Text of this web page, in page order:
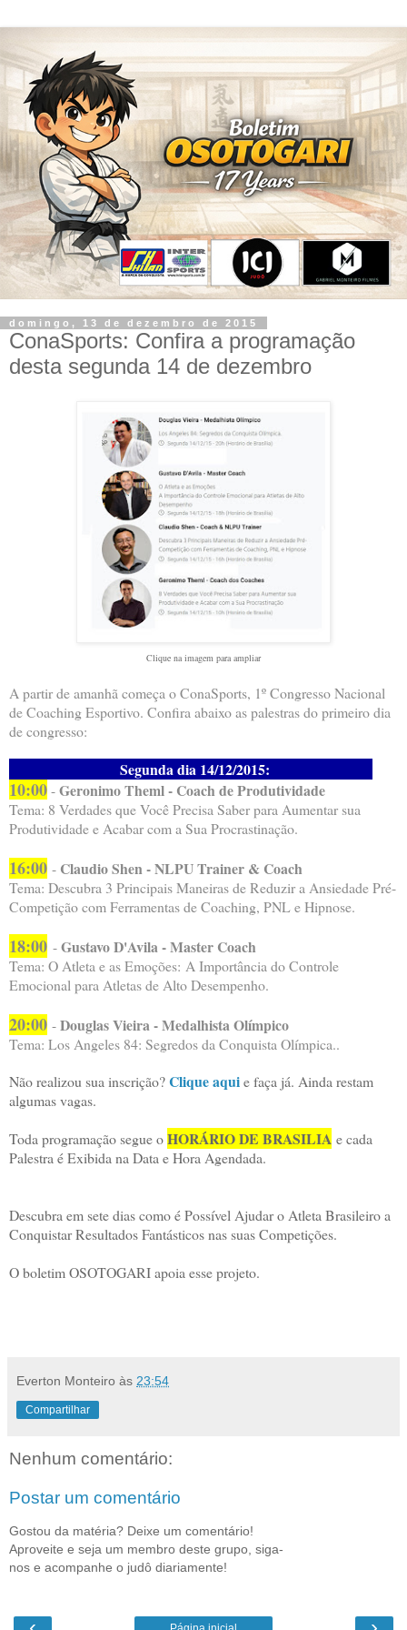
domingo, 13 de dezembro de 2015
ConaSports: Confira a programação
desta segunda 14 de dezembro
Clique na imagem para ampliar
A partir de amanhã começa o ConaSports, 1º Congresso Nacional
de Coaching Esportivo. Confira abaixo as palestras do primeiro dia
de congresso:
Segunda dia 14/12/2015:
10:00-Geronimo Theml - Coach de Produtividade
Tema: 8 Verdades que Você Precisa Saber para Aumentar sua
Produtividade e Acabar com a Sua Procrastinação.
16:00 - Claudio Shen - NLPU Trainer & Coach
Tema: Descubra 3 Principais Maneiras de Reduzir a Ansiedade Pré-
Competição com Ferramentas de Coaching, PNL e Hipnose.
18:00 -Gustavo D'Avila - Master Coach
Tema: O Atleta e as Emoções: A Importância do Controle
Emocional para Atletas de Alto Desempenho.
20:00 -Douglas Vieira - Medalhista Olímpico
Tema: Los Angeles 84: Segredos da Conquista Olímpica..
Não realizou sua inscrição?Clique aquie faça já. Ainda restam
algumas vagas.
Toda programação segue oHORÁRIO DE BRASILIA e cada
Palestra é Exibida na Data e Hora Agendada.
Descubra em sete dias como é Possível Ajudar o Atleta Brasileiro a
Conquistar Resultados Fantásticos nas suas Competições.
O boletim OSOTOGARI apoia esse projeto.
Everton Monteiro às 23:54
Compartilhar
Nenhum comentário:
Postar um comentário
Gostou da matéria? Deixe um comentário!
Aproveite e seja um membro deste grupo, siga-
nos e acompanhe o judô diariamente!